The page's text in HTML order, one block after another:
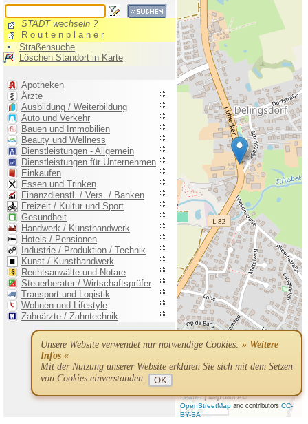
Unsere Website verwendet nur notwendige Cookies: » Weitere
Infos «
Mit der Nutzung unserer Website erklären Sie sich mit dem Setzen
von Cookies einverstanden.
OK